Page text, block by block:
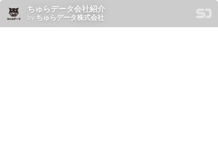
ちゅらデータ会社紹介
by ちゅらデータ株式会社